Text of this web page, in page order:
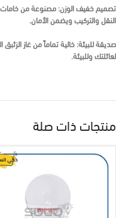
تصميم خفيف الوزن:مصنوعة من خامات
النقل والتركيب ويضمن الأمان.
صديقة للبيئة:خالية تماماً من غاز
لعائلتك وللبيئة.
منتجات ذات صلة